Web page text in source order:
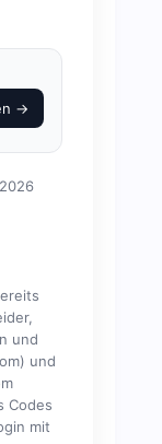
→
und
und
Codes
mit